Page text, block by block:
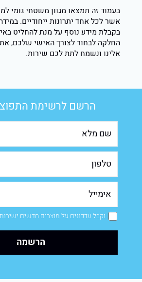
בעמוד זה תמצאו מגוון משטחי גומי
אשר לכל אחד יתרונות ייחודיים.
בקבלת מידע נוסף על מנת להחליט
החלקה לבחור לצורך האישי שלכם,
אלינו ונשמח לתת לכם שירות.
הרשם לרשימת
וקבל עדכונים על מוצרים חדשים